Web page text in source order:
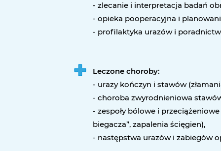
- zlecanie i interpretacja badań
- opieka pooperacyjna i
- profilaktyka urazów i
Leczone choroby:
- urazy kończyn i stawów
- choroba zwyrodnieniowa
- zespoły bólowe i przeciążeniowe
biegacza”, zapalenia ścięgien),
- następstwa urazów i zabiegów